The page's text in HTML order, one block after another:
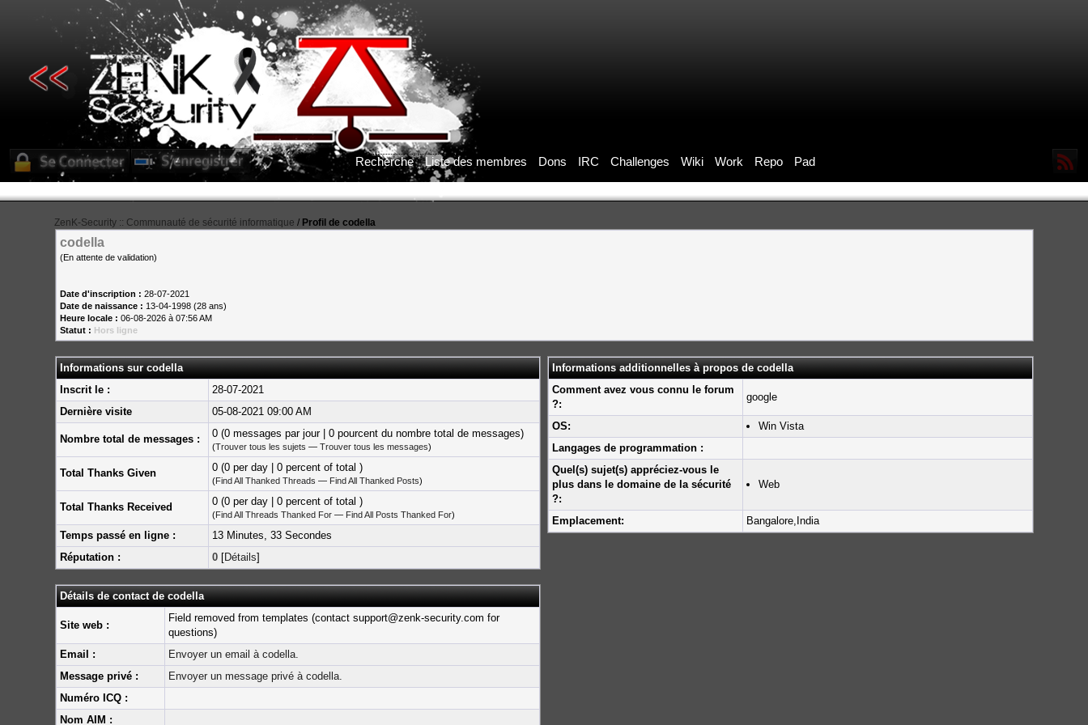
Recherche Liste des membres Dons IRC Challenges Wiki Work Repo Pad
ZenK-Security :: Communauté de sécurité informatique / Profil de codella
codella
(En attente de validation)
Date d'inscription : 28-07-2021
Date de naissance : 13-04-1998 (28 ans)
Heure locale : 06-08-2026 à 07:56 AM
Statut : Hors ligne
Informations sur codella
Inscrit le :
28-07-2021
Dernière visite
05-08-2021 09:00 AM
Nombre total de messages : 0 (0 messages par jour | 0 pourcent du nombre total de messages)
(Trouver tous les sujets — Trouver tous les messages)
Total Thanks Given 0 (0 per day | 0 percent of total )
(Find All Thanked Threads — Find All Thanked Posts)
Total Thanks Received 0 (0 per day | 0 percent of total )
(Find All Threads Thanked For— Find All Posts Thanked For)
Temps passé en ligne :
13 Minutes, 33 Secondes
Réputation :
0[Détails]
Détails de contact de codella
Site web :
Field removed from templates (contact support@zenk-security.com for
questions)
Email :
Envoyer un email à codella.
Message privé :
Envoyer un message privé à codella.
Numéro ICQ :
Nom AIM :
Informations additionnelles à propos de codella
Comment avez vous connu le forum
?:
google
OS:
Win Vista
Langages de programmation :
Quel(s) sujet(s) appréciez-vous le
plus dans le domaine de la sécurité
?:
Web
Emplacement: Bangalore,India